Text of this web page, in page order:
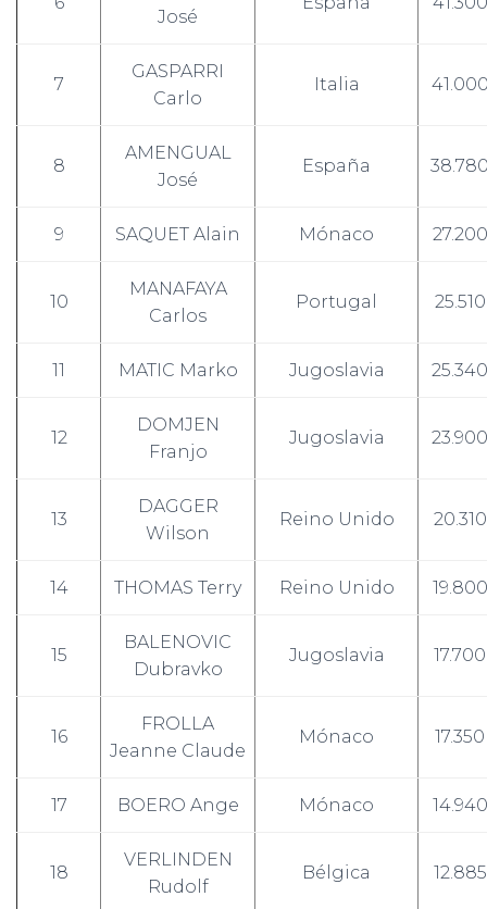
José
7
GASPARRI
Carlo
Italia
8
AMENGUAL
José
España
9 SAQUET Alain Mónaco 27.200
10
MANAFAYA
Carlos
Portugal 25.510
11 MATIC Marko Jugoslavia 25.340
12
DOMJEN
Franjo
Jugoslavia 23.900
13
DAGGER
Wilson
Reino Unido 20.310
14 THOMAS Terry Reino Unido 19.800
15
BALENOVIC
Dubravko
Jugoslavia 17.700
16
FROLLA
Jeanne Claude
Mónaco 17.350
17 BOERO Ange Mónaco 14.940
18
VERLINDEN
Rudolf
Bélgica 12.885